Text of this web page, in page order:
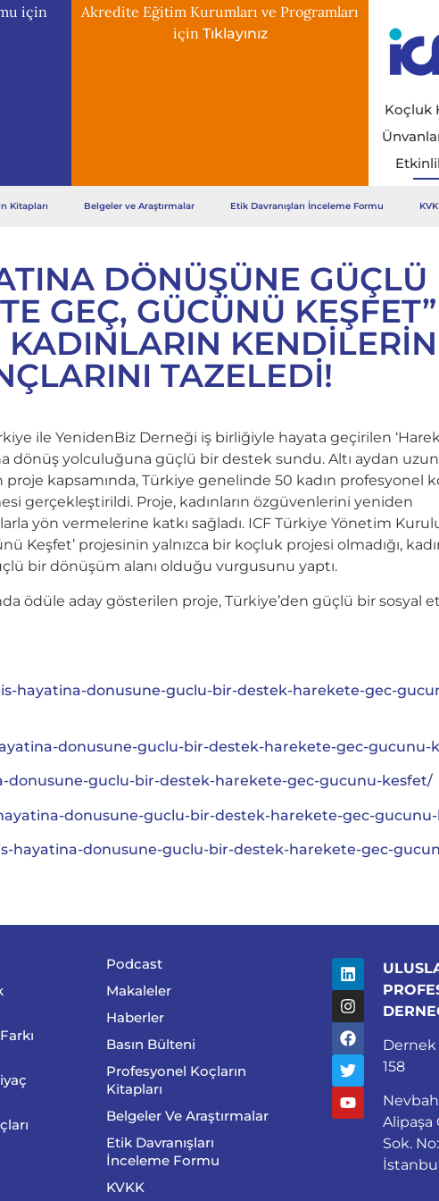
için
Akredite Eğitim Kurumları ve Programları
için Tıklayınız
Koçluk
Kitapları Belgeler ve Araştırmalar Etik Davranışları İnceleme Formu
DÖNÜŞÜNE GÜÇLÜ
GEÇ, GÜCÜNÜ
KADINLARIN
TAZELEDI!
ile YenidenBiz Derneği iş birliğiyle hayata geçirilen
dönüş yolculuğuna güçlü bir destek sundu. Altı aydan
kapsamında, Türkiye genelinde 50 kadın profesyonel
gerçekleştirildi. Proje, kadınların özgüvenlerini yeniden
yön vermelerine katkı sağladı. ICF Türkiye Yönetim
Keşfet’ projesinin yalnızca bir koçluk projesi olmadığı,
bir dönüşüm alanı olduğu vurgusunu yaptı.
ödüle aday gösterilen proje, Türkiye’den güçlü bir sosyal
hayatina-donusune-guclu-bir-destek-harekete-gec-
donusune-guclu-bir-destek-harekete-gec-gucunu-
guclu-bir-destek-harekete-gec-gucunu-kesfet/
donusune-guclu-bir-destek-harekete-gec-
hayatina-donusune-guclu-bir-destek-harekete-gec-
Podcast
Makaleler
Haberler
Basın Bülteni
Profesyonel Koçların
Kitapları
Belgeler Ve Araştırmalar
Etik Davranışları
İnceleme Formu
KVKK
Dernek
158
Alipaşa
Sok.